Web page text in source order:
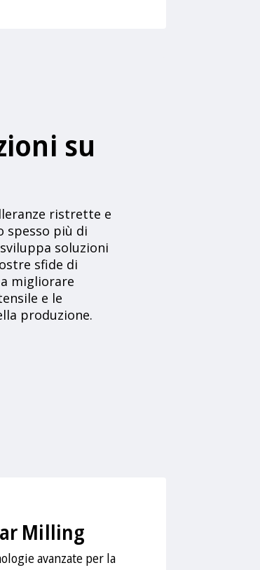
su
ristrette e
spesso più di
soluzioni
sfide di
migliorare
e le
produzione.
Milling
avanzate per la